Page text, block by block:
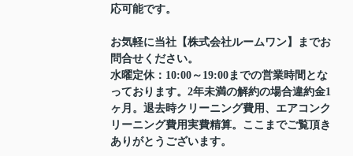
応可能です。
お気軽に当社【株式会社ルームワン】までお
問合せください。
水曜定休：10:00～19:00までの営業時間とな
っております。2年未満の解約の場合違約金1
ヶ月。退去時クリーニング費用、エアコンク
リーニング費用実費精算。ここまでご覧頂き
ありがとうございます。